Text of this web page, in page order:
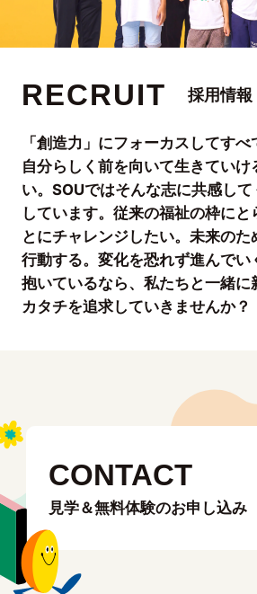
RECRUIT 採用情報
「創造力」にフォーカスしてす
自分らしく前を向いて生きていけ
い。SOUではそんな志に共感し
しています。従来の福祉の枠にと
とにチャレンジしたい。未来の
行動する。変化を恐れず進んでい
抱いているなら、私たちと一緒に
カタチを追求していきませんか？
CONTACT
見学＆無料体験のお申し込み